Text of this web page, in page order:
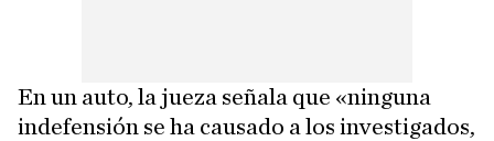
En un auto, la jueza señala que «ninguna
indefensión se ha causado a los investigados,